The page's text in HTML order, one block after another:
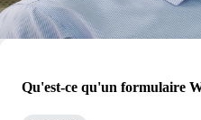
Qu'est-ce qu'un formulaire